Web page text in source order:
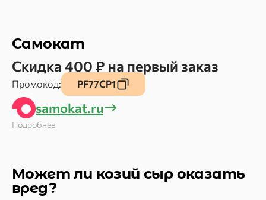
Самокат
Скидка 400 ₽ на первый заказ
Промокод: PF77CP1
samokat.ru
Подробнее
Может ли козий сыр оказать
вред?